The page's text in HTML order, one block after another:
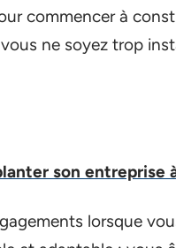
commencer à
ne soyez trop
son entreprise
lorsque